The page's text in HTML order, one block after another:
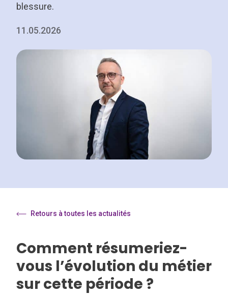
blessure.
11.05.2026
Retours à toutes les actualités
Comment résumeriez-
vous l’évolution du métier
sur cette période ?